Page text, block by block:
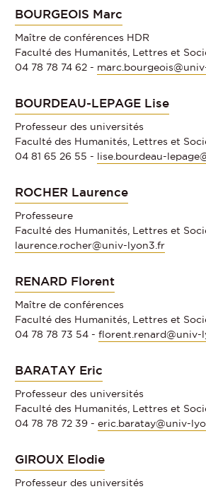
BOURGEOIS Marc
Maître de conférences HDR
Faculté des Humanités, Lettres et
04 78 78 74 62 -
BOURDEAU-LEPAGE Lise
Professeur des universités
Faculté des Humanités, Lettres et
04 81 65 26 55 - lise.bourdeau-
ROCHER Laurence
Professeure
Faculté des Humanités, Lettres et
laurence.rocher@univ-lyon3.fr
RENARD Florent
Maître de conférences
Faculté des Humanités, Lettres et
04 78 78 73 54 - florent.renard@univ-
BARATAY Eric
Professeur des universités
Faculté des Humanités, Lettres et
04 78 78 72 39 - eric.baratay@univ-
GIROUX Elodie
Professeur des universités